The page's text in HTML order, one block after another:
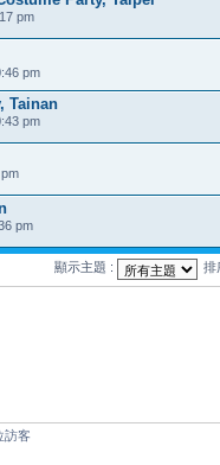
pm
pm
Tainan
pm
pm
顯示主題 : 排
訪客